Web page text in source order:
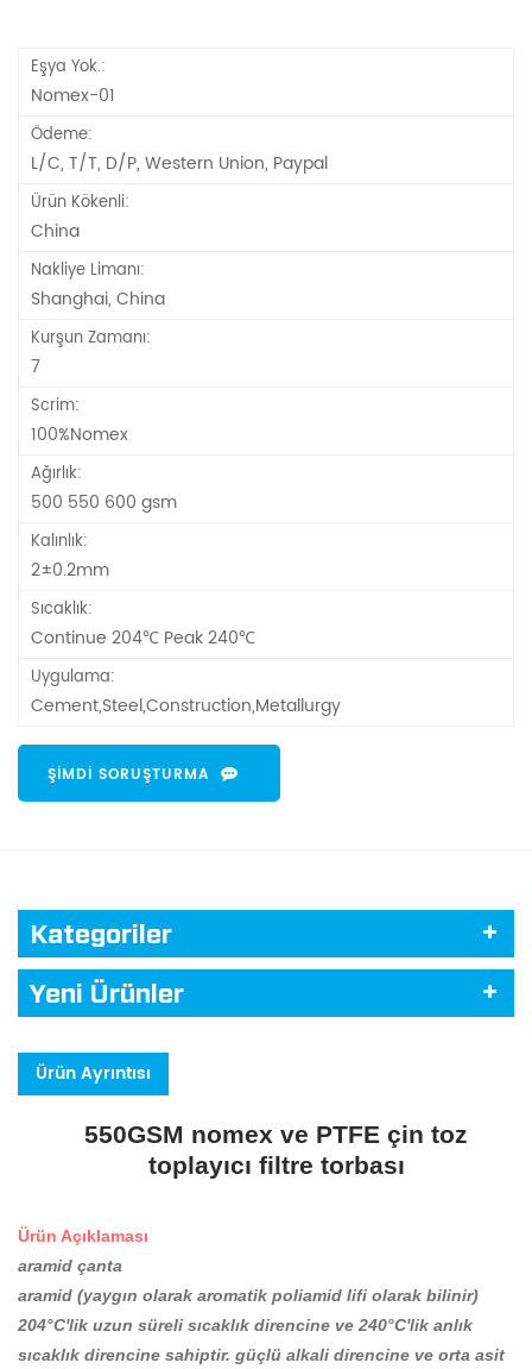
Eşya Yok.:
Nomex-01
Ödeme:
L/C, T/T, D/P, Western Union, Paypal
Ürün Kökenli:
China
Nakliye Limanı:
Shanghai, China
Kurşun Zamanı:
7
Scrim:
100%Nomex
Ağırlık:
500 550 600 gsm
Kalınlık:
2±0.2mm
Sıcaklık:
Continue 204℃ Peak 240℃
Uygulama:
Cement,Steel,Construction,Metallurgy
ŞIMDI SORUŞTURMA
Kategoriler
Yeni Ürünler
Ürün Ayrıntısı
550GSM nomex ve PTFE çin toz
toplayıcı filtre torbası
Ürün Açıklaması
aramid çanta
aramid (yaygın olarak aromatik poliamid lifi olarak bilinir)
204°C'lik uzun süreli sıcaklık direncine ve 240°C'lik anlık
sıcaklık direncine sahiptir. güçlü alkali direncine ve orta asit